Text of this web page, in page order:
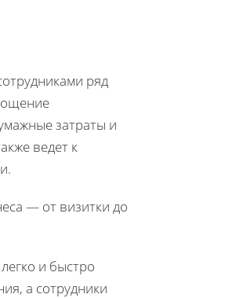
ряд
затраты и
ведет к
— от визитки до
и быстро
а сотрудники